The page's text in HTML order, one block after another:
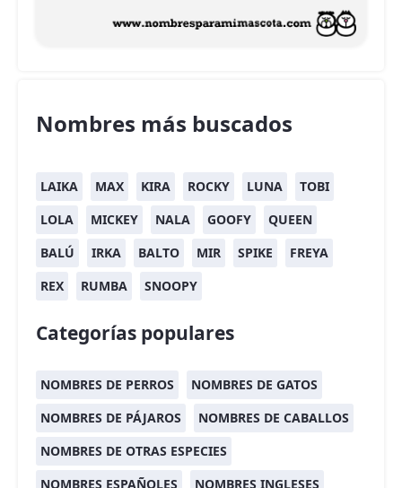
Nombres más buscados
LAIKA MAX KIRA ROCKY LUNA
TOBI
LOLA
MICKEY NALA GOOFY
QUEEN
BALÚ
IRKA BALTO MIR SPIKE
FREYA
REX
RUMBA SNOOPY
Categorías populares
NOMBRES DE PERROS
NOMBRES DE GATOS
NOMBRES DE PÁJAROS
NOMBRES DE CABALLOS
NOMBRES DE OTRAS ESPECIES
NOMBRES ESPAÑOLES
NOMBRES INGLESES